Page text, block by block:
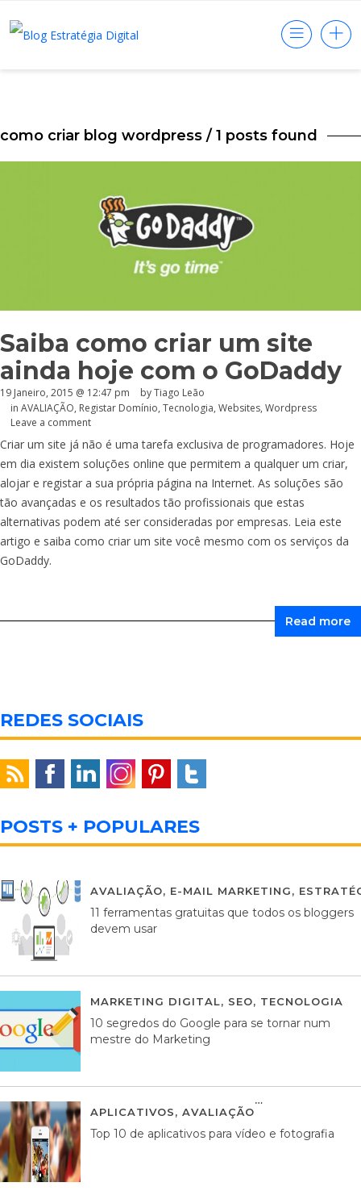
como criar blog wordpress / 1 posts found
Saiba como criar um site
ainda hoje com o GoDaddy
19 Janeiro, 2015 @ 12:47 pm
by Tiago Leão
in AVALIAÇÃO, Registar Domínio, Tecnologia, Websites, Wordpress
Leave a comment
Criar um site já não é uma tarefa exclusiva de programadores. Hoje
em dia existem soluções online que permitem a qualquer um criar,
alojar e registar a sua própria página na Internet. As soluções são
tão avançadas e os resultados tão profissionais que estas
alternativas podem até ser consideradas por empresas. Leia este
artigo e saiba como criar um site você mesmo com os serviços da
GoDaddy.
Read more
REDES SOCIAIS
POSTS + POPULARES
AVALIAÇÃO, E-MAIL MARKETING,
11 ferramentas gratuitas que todos os bloggers
devem usar
MARKETING DIGITAL, SEO, TECNOLOGIA
10 segredos do Google para se tornar num
mestre do Marketing
APLICATIVOS, AVALIAÇÃO
Top 10 de aplicativos para vídeo e fotografia